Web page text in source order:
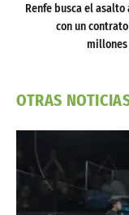
Renfe busca el asalto
con un
OTRAS